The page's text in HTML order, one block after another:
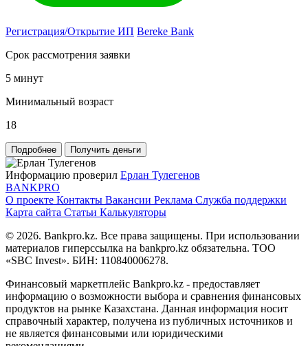
Регистрация/Открытие ИП Bereke Bank
Срок рассмотрения заявки
5 минут
Минимальный возраст
18
Подробнее Получить деньги
Информацию проверил Ерлан Тулегенов
BANKPRO
О проекте Контакты Вакансии Реклама Служба поддержки
Карта сайта Статьи Калькуляторы
© 2026. Bankpro.kz. Все права защищены. При использовании
материалов гиперссылка на bankpro.kz обязательна. ТОО
«SBC Invest». БИН: 110840006278.
Финансовый маркетплейс Bankpro.kz - предоставляет
информацию о возможности выбора и сравнения финансовых
продуктов на рынке Казахстана. Данная информация носит
справочный характер, получена из публичных источников и
не является финансовыми или юридическими